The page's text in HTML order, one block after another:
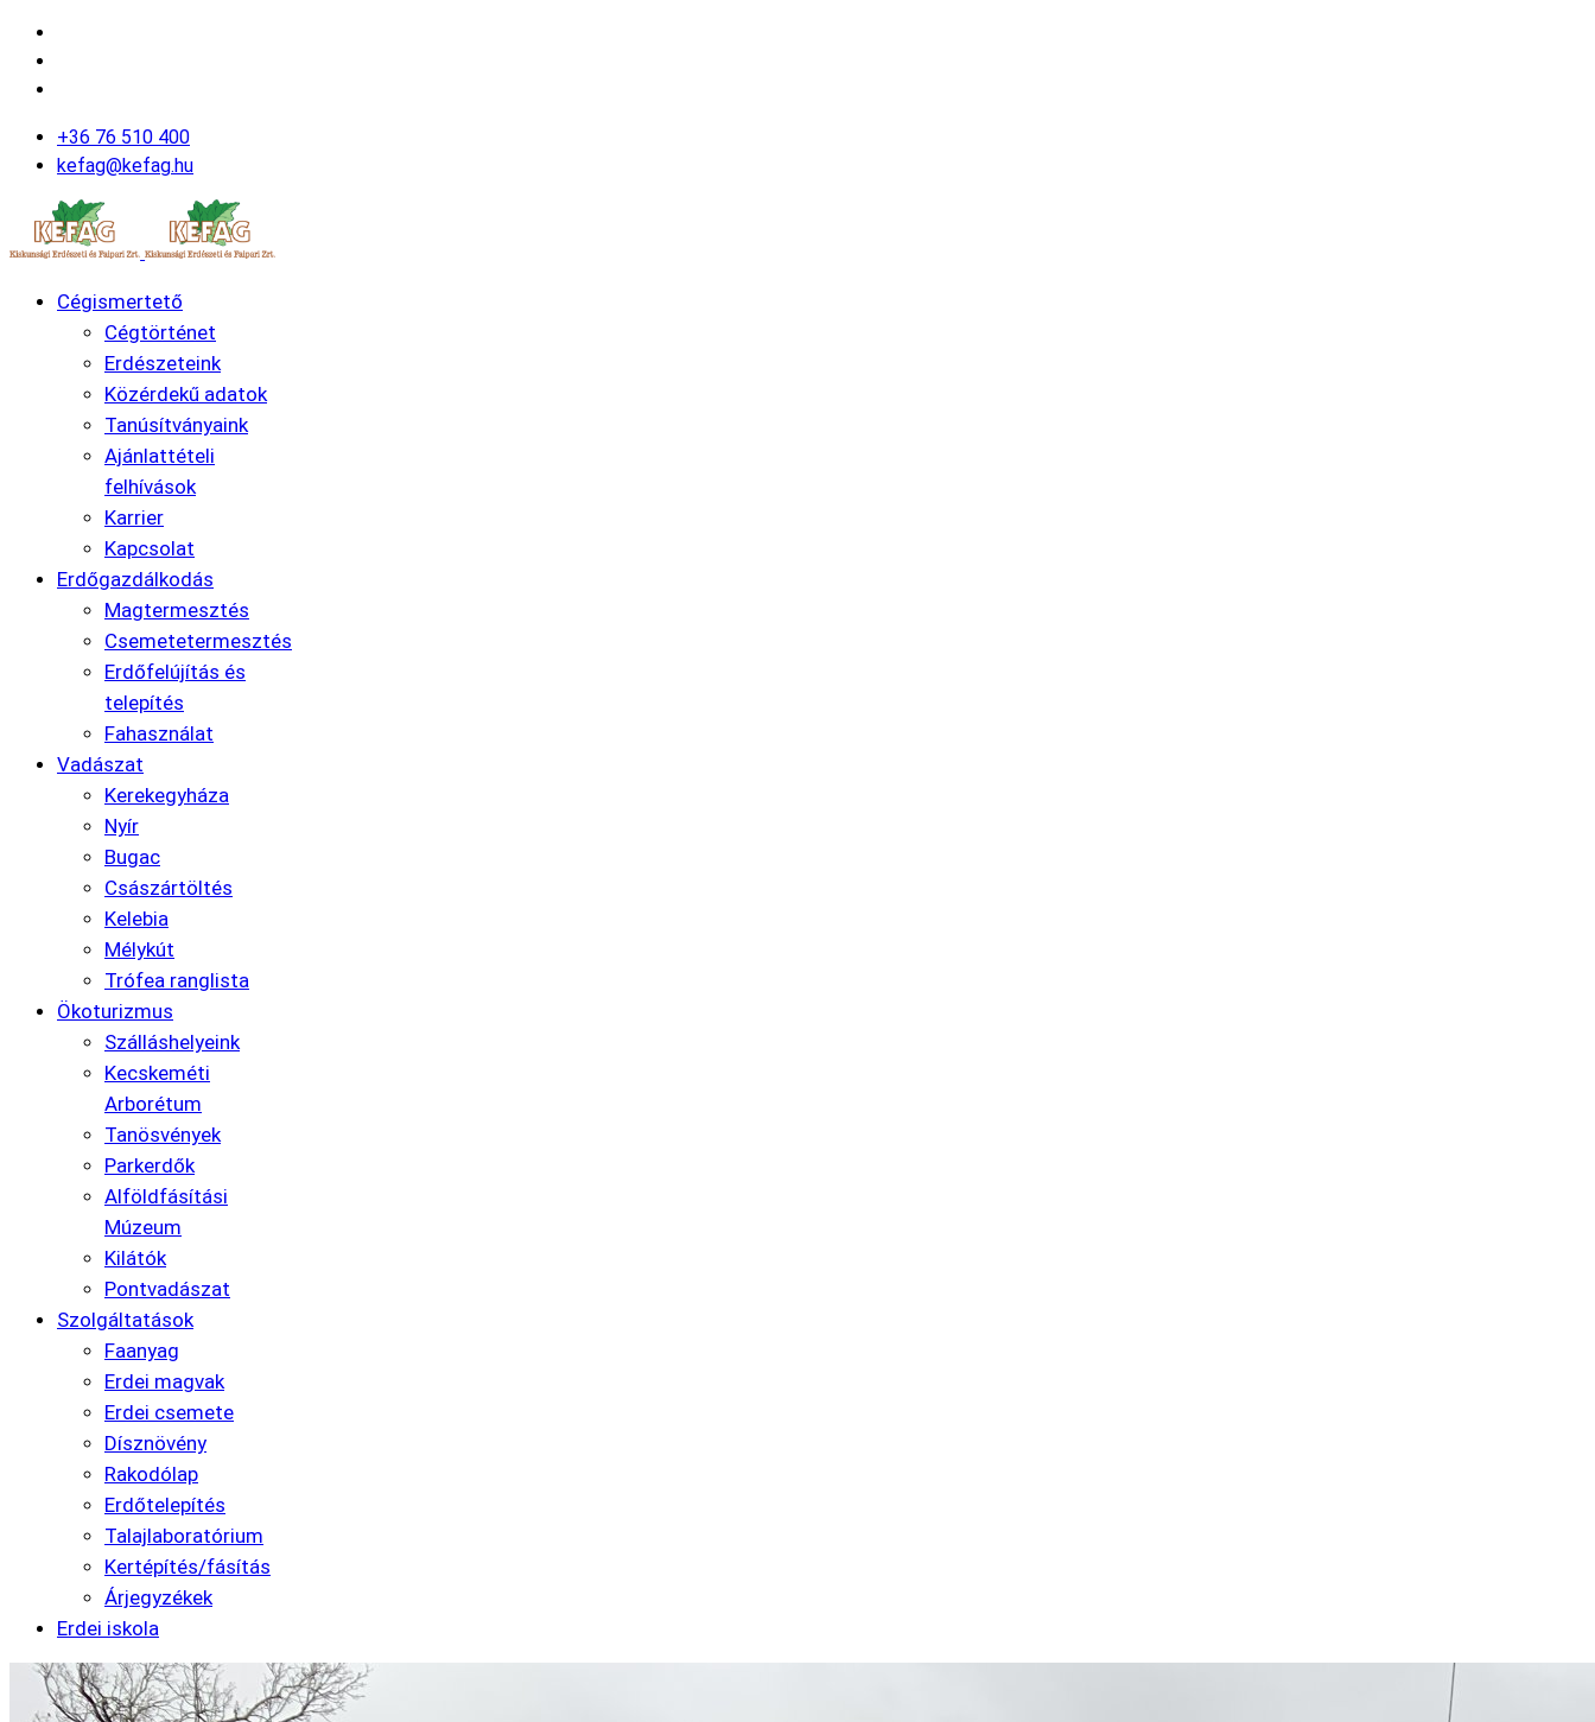
+36 76 510 400
kefag@kefag.hu
Cégismertető
Cégtörténet
Erdészeteink
Közérdekű adatok
Tanúsítványaink
Ajánlattételi
felhívások
Karrier
Kapcsolat
Erdőgazdálkodás
Magtermesztés
Csemetetermesztés
Erdőfelújítás és
telepítés
Fahasználat
Vadászat
Kerekegyháza
Nyír
Bugac
Császártöltés
Kelebia
Mélykút
Trófea ranglista
Ökoturizmus
Szálláshelyeink
Kecskeméti
Arborétum
Tanösvények
Parkerdők
Alföldfásítási
Múzeum
Kilátók
Pontvadászat
Szolgáltatások
Faanyag
Erdei magvak
Erdei csemete
Dísznövény
Rakodólap
Erdőtelepítés
Talajlaboratórium
Kertépítés/fásítás
Árjegyzékek
Erdei iskola